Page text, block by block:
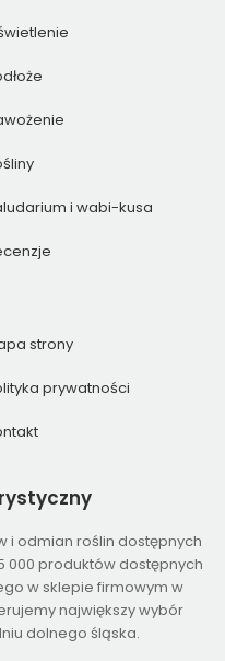
i wabi-kusa
strony
prywatności
i odmian roślin dostępnych
000 produktów dostępnych
w sklepie firmowym w
największy wybór
dolnego śląska.